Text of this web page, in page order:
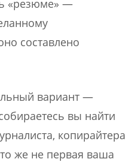
«резюме» —
составлено
вариант —
вы найти
копирайтера
же не первая ваша